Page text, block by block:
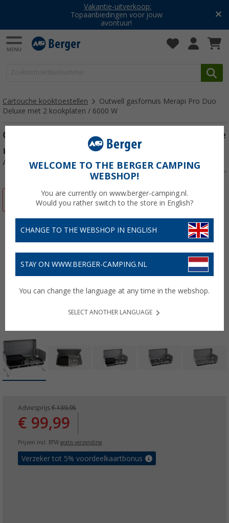
Vakantie-uitverkoop:
Topaanbiedingen voor jouw
avontuur!
Cartouche kooktoestellen
Outwell gasfornuis Merapi Pro Duo
Deluxe met 2 kookplaten / 6000 W
Outwell gasfornuis Merapi Pro Duo Deluxe
met 2 kookplaten / 6000 W
Artikelnr: 356029
-28%
Adviesprijs € 139,95
€ 99,99
Prijzen incl. BTW gratis verzending
Verzeker tot 5% voordeelkaartbonus
WELCOME TO THE BERGER CAMPING
WEBSHOP!
You are currently on www.berger-camping.nl.
Would you rather switch to the store in English?
CHANGE TO THE WEBSHOP IN ENGLISH
STAY ON WWW.BERGER-CAMPING.NL
You can change the language at any time in the webshop.
SELECT ANOTHER LANGUAGE